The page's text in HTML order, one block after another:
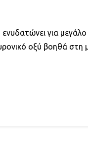
για
οξύ βοηθά